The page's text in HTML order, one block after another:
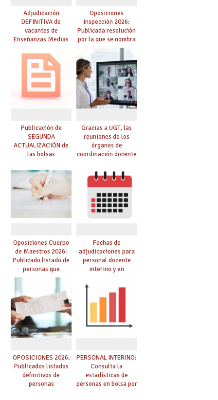
Adjudicación
DEFINITIVA de
vacantes de
Enseñanzas Medias
Oposiciones
Inspección 2026:
Publicada resolución
por la que se nombra
funcionarios/as en
prácticas, se regulan
dichas prácticas y se
convoca acto público
de adjudicación
Publicación de
SEGUNDA
ACTUALIZACIÓN de
las bolsas
Cuerpo de Maestros
de especialidades
convocadas a
oposición
Gracias a UGT, las
reuniones de los
órganos de
coordinación docente
de manera
telemática, sin exigir
presencialidad en el
centro
Oposiciones Cuerpo
de Maestros 2026:
Publicado listado de
personas que
adquieren nueva
especialidad
Fechas de
adjudicaciones para
personal docente
interino y en
debes saber
OPOSICIONES 2026:
Publicados listados
definitivos de
personas
PERSONAL INTERINO:
Consulta la
estadísticas de
personas en bolsa por